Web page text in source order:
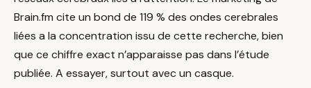
Brain.fm cite un bond de 119 % des ondes cerebrales
liées a la concentration issu de cette recherche, bien
que ce chiffre exact n’apparaisse pas dans l’étude
publiée. A essayer, surtout avec un casque.